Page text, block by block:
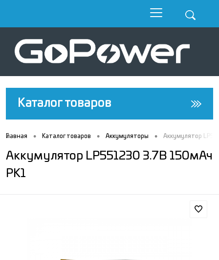
Каталог товаров
Главная • Каталог товаров • Аккумуляторы • Аккумулятор
Аккумулятор LP551230 3.7В 150мАч
PK1